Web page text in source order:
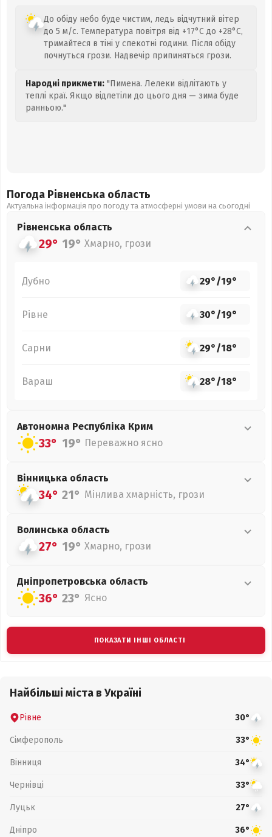
До обіду небо буде чистим, ледь відчутний вітер
до 5 м/с. Температура повітря від +17°C до +28°C,
тримайтеся в тіні у спекотні години. Після обіду
почнуться грози. Надвечір припиняться грози.
Народні прикмети: "Пимена. Лелеки відлітають у
теплі краї. Якщо відлетіли до цього дня — зима буде
ранньою."
Погода Рівненська область
Актуальна інформація про погоду та атмосферні умови на сьогодні
Рівненська область
29° 19° Хмарно, грози
Дубно 29°/19°
Рівне 30°/19°
Сарни 29°/18°
Вараш 28°/18°
Автономна Республіка Крим
33° 19° Переважно ясно
Вінницька область
34° 21° Мінлива хмарність, грози
Волинська область
27° 19° Хмарно, грози
Дніпропетровська область
36° 23° Ясно
ПОКАЗАТИ ІНШІ ОБЛАСТІ
Найбільші міста в Україні
Рівне 30°
Сімферополь 33°
Вінниця 34°
Чернівці 33°
Луцьк 27°
Дніпро 36°